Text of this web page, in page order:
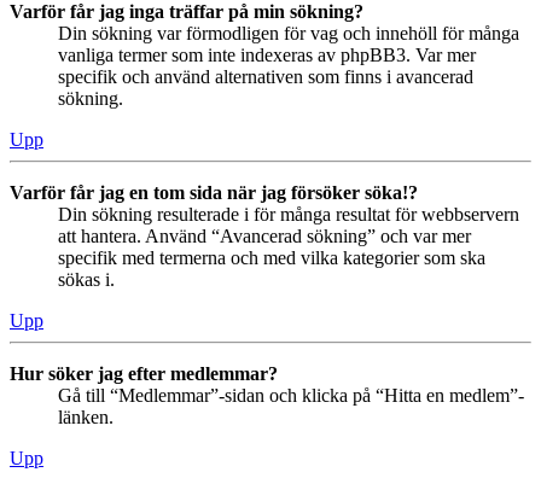
Varför får jag inga träffar på min sökning?
Din sökning var förmodligen för vag och innehöll för många
vanliga termer som inte indexeras av phpBB3. Var mer
specifik och använd alternativen som finns i avancerad
sökning.
Upp
Varför får jag en tom sida när jag försöker söka!?
Din sökning resulterade i för många resultat för webbservern
att hantera. Använd “Avancerad sökning” och var mer
specifik med termerna och med vilka kategorier som ska
sökas i.
Upp
Hur söker jag efter medlemmar?
Gå till “Medlemmar”-sidan och klicka på “Hitta en medlem”-
länken.
Upp